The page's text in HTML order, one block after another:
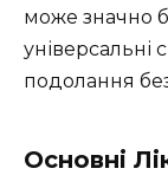
може значно
універсальні
подолання
Основні